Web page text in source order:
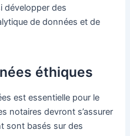
développer des
de données et de
éthiques
est essentielle pour le
notaires devront s’assurer
sont basés sur des